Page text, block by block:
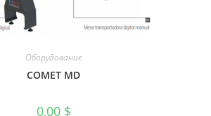
Оборудование
COMET MD
0,00 $